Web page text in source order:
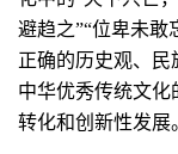
避趋之”“位卑未敢
正确的历史观、
中华优秀传统文化
转化和创新性发展